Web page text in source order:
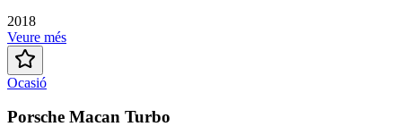
2018
Veure més
Ocasió
Porsche Macan Turbo